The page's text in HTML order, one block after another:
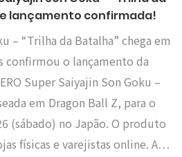
lançamento confirmada!
– “Trilha da Batalha” chega em
confirmou o lançamento da
Super Saiyajin Son Goku –
em Dragon Ball Z, para o
(sábado) no Japão. O produto
físicas e varejistas online. A…